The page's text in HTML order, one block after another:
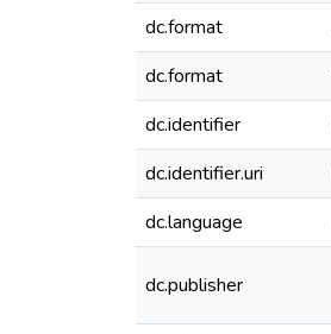
dc.format
dc.format
dc.identifier
dc.identifier.uri
dc.language
dc.publisher